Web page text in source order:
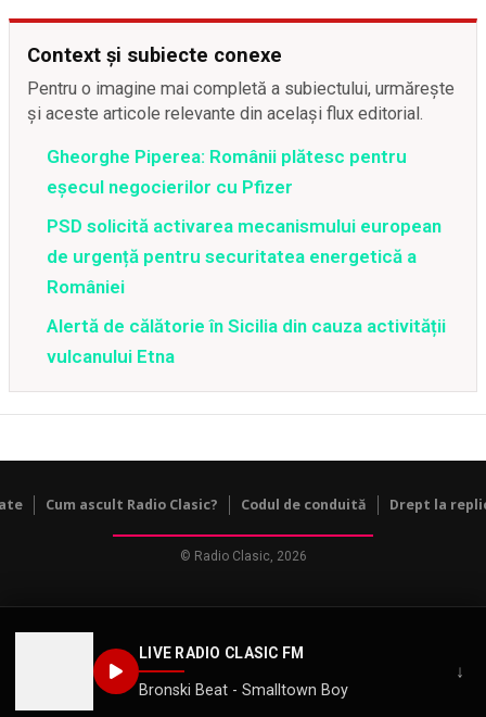
LIVE RADIO CLASIC FM
Bronski Beat - Smalltown Boy
↓
Context și subiecte conexe
Pentru o imagine mai completă a subiectului, urmărește
și aceste articole relevante din același flux editorial.
Gheorghe Piperea: Românii plătesc pentru
eșecul negocierilor cu Pfizer
PSD solicită activarea mecanismului european
de urgență pentru securitatea energetică a
României
Alertă de călătorie în Sicilia din cauza activității
vulcanului Etna
Cum ascult Radio Clasic? Codul de conduită Drept la
© Radio Clasic, 2026